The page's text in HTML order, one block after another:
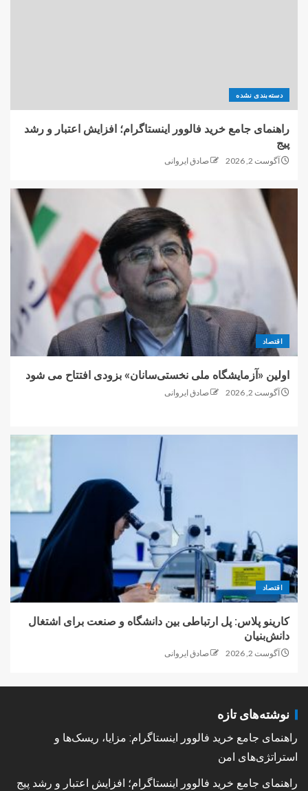
دسته‌بندی نشده
راهنمای جامع خرید فالوور اینستاگرام؛ افزایش اعتبار و رشد
پیج
آگوست 2, 2026 صادق ایروانی
اقتصاد
اولین «آزمایشگاه ملی نخستی‌سانان» بزودی افتتاح می شود
آگوست 2, 2026 صادق ایروانی
اقتصاد
کارینو پلاس: پل ارتباطی بین دانشگاه و صنعت برای اشتغال
دانش‌بنیان
آگوست 2, 2026 صادق ایروانی
نوشته‌های تازه
راهنمای جامع خرید فالوور اینستاگرام: مزایا، ریسک‌ها و
استراتژی‌های امن
راهنمای جامع خرید فالوور اینستاگرام؛ افزایش اعتبار و رشد پیج